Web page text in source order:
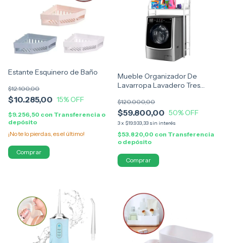
Estante Esquinero de Baño
$10.285,00
$12.100,00
15% OFF
$9.256,50 con Transferencia o
depósito
¡No te lo pierdas, es el último!
Comprar
Mueble Organizador De
Lavarropa Lavadero Tres
$59.800,00
$120.000,00
50% OFF
3x $19.933,33 sin interés
$53.820,00 con Transferencia
o depósito
Comprar